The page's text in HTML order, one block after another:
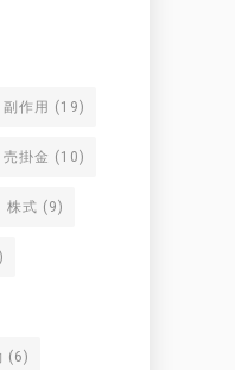
副作用 (19)
売掛金 (10)
株式 (9)
(6)